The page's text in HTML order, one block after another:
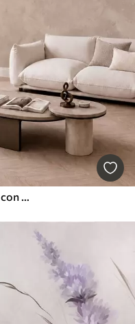
Una calda tonalità beige mandorla con morbide sfumature naturali